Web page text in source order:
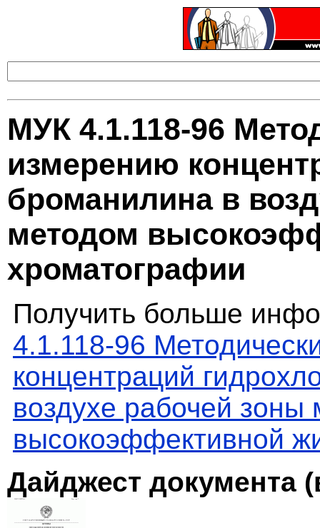
МУК 4.1.118-96
измерению
броманилина в
методом
хроматографии
Получить больше
4.1.118-96
концентраций
воздухе рабочей зоны
высокоэффективной
Дайджест документа